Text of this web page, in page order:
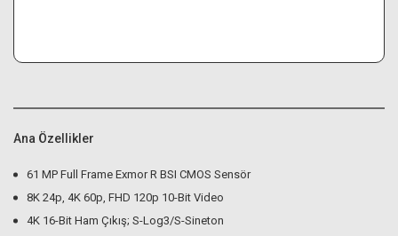
Ana Özellikler
61 MP Full Frame Exmor R BSI CMOS Sensör
8K 24p, 4K 60p, FHD 120p 10-Bit Video
4K 16-Bit Ham Çıkış; S-Log3/S-Sineton